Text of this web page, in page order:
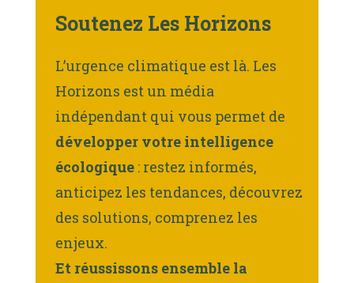
Soutenez Les Horizons
L’urgence climatique est là. Les
Horizons est un média
indépendant qui vous permet de
développer votre intelligence
écologique : restez informés,
anticipez les tendances, découvrez
des solutions, comprenez les
enjeux.
Et réussissons ensemble la